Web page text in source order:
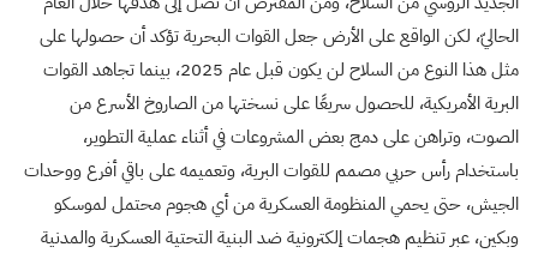
الحاليّ، لكن الواقع على الأرض جعل القوات البحرية تؤكد أن حصولها على
مثل هذا النوع من السلاح لن يكون قبل عام 2025، بينما تجاهد القوات
البرية الأمريكية، للحصول سريعًا على نسختها من الصاروخ الأسرع من
الصوت، وتراهن على دمج بعض المشروعات في أثناء عملية التطوير،
باستخدام رأس حربي مصمم للقوات البرية، وتعميمه على باقي أفرع ووحدات
الجيش، حتى يحمي المنظومة العسكرية من أي هجوم محتمل لموسكو
وبكين، عبر تنظيم هجمات إلكترونية ضد البنية التحتية العسكرية والمدنية